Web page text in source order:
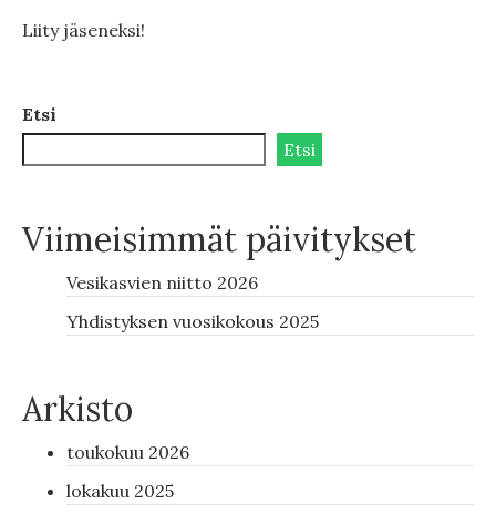
Liity jäseneksi!
Etsi
Etsi
Viimeisimmät päivitykset
Vesikasvien niitto 2026
Yhdistyksen vuosikokous 2025
Arkisto
toukokuu 2026
lokakuu 2025